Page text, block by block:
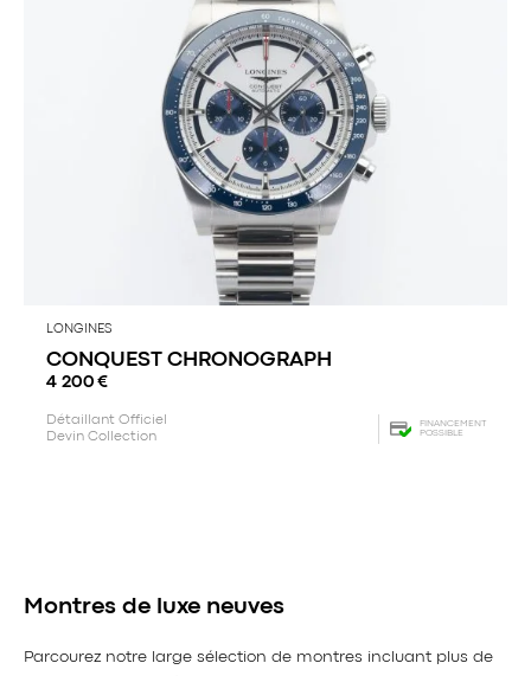
LONGINES
CONQUEST CHRONOGRAPH
4 200 €
Détaillant Officiel
Devin Collection
FINANCEMENT
POSSIBLE
Montres de luxe neuves
Parcourez notre large sélection de montres incluant plus de